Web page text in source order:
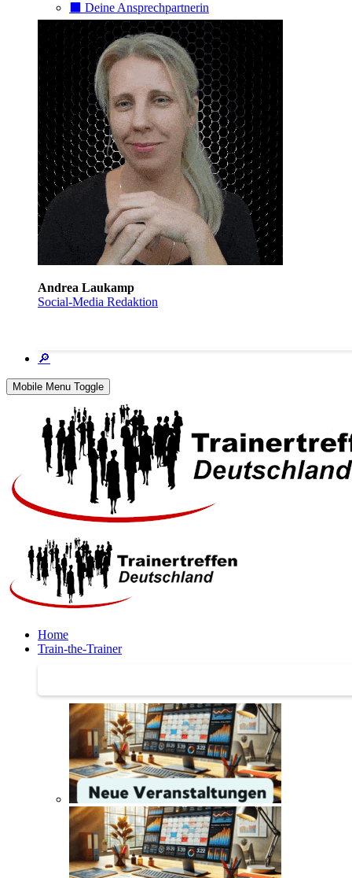
⬛️ Deine Ansprechpartnerin
Andrea Laukamp
Social-Media Redaktion
🔎
Mobile Menu Toggle
Home
Train-the-Trainer